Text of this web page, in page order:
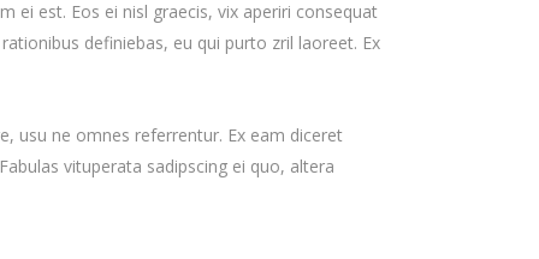
increase
or
ei est. Eos ei nisl graecis, vix aperiri consequat
definiebas, eu qui purto zril laoreet. Ex
usu ne omnes referrentur. Ex eam diceret
vituperata sadipscing ei quo, altera